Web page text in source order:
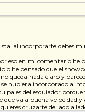
al incorporarte debes
eso en mi comentario he
he pensado que el
queda nada claro y
se hubiera incorporado al
es del esquiador porque
que va a buena velocidad
cruzarte de lado a